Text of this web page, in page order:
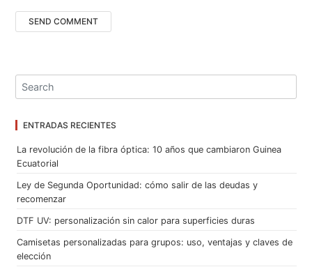
ENTRADAS RECIENTES
La revolución de la fibra óptica: 10 años que cambiaron Guinea
Ecuatorial
Ley de Segunda Oportunidad: cómo salir de las deudas y
recomenzar
DTF UV: personalización sin calor para superficies duras
Camisetas personalizadas para grupos: uso, ventajas y claves de
elección